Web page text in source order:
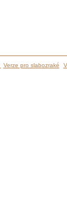
Verze pro slabozraké